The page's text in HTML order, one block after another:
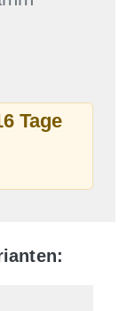
Tage